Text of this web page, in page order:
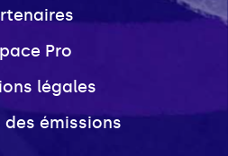
Pro
légales
des émissions